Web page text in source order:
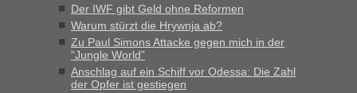
die Ukraine
„Man sollte aber explizit dazu schreiben, daß es ein Zug von
LeoExpress ist - und nur auf deren Webseite kann man die
Fahrkarten kaufen. Zumindest ist es die erste Umsteigefreie
Verbindung von Deutschland...“
Der IWF gibt Geld ohne Reformen
Warum stürzt die Hrywnja ab?
Zu Paul Simons Attacke gegen mich in der
“Jungle World”
Anschlag auf ein Schiff vor Odessa: Die Zahl
der Opfer ist gestiegen